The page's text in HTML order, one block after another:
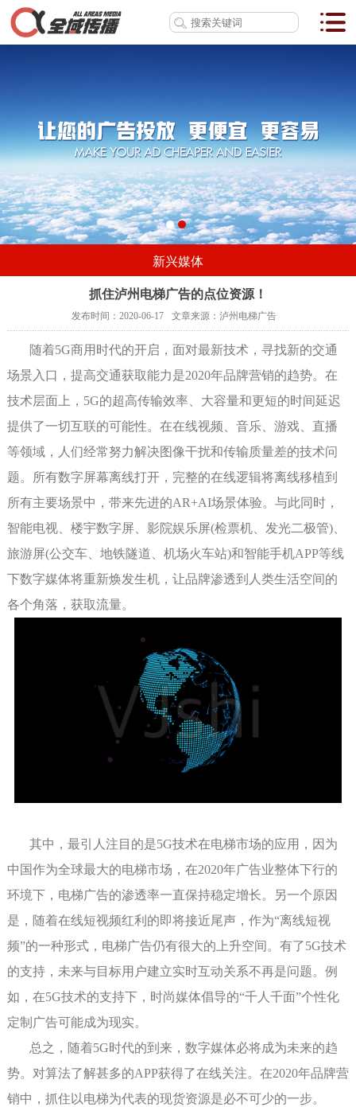
新兴媒体
抓住泸州电梯广告的点位资源！
发布时间： 2020-06-17 文章来源： 泸州电梯广告
随着5G商用时代的开启，面对最新技术，寻找新的交通
场景入口，提高交通获取能力是2020年品牌营销的趋势。在
技术层面上，5G的超高传输效率、大容量和更短的时间延迟
提供了一切互联的可能性。在在线视频、音乐、游戏、直播
等领域，人们经常努力解决图像干扰和传输质量差的技术问
题。所有数字屏幕离线打开，完整的在线逻辑将离线移植到
所有主要场景中，带来先进的AR+AI场景体验。与此同时，
智能电视、楼宇数字屏、影院娱乐屏(检票机、发光二极管)、
旅游屏(公交车、地铁隧道、机场火车站)和智能手机APP等线
下数字媒体将重新焕发生机，让品牌渗透到人类生活空间的
各个角落，获取流量。
其中，最引人注目的是5G技术在电梯市场的应用，因为
中国作为全球最大的电梯市场，在2020年广告业整体下行的
环境下，电梯广告的渗透率一直保持稳定增长。另一个原因
是，随着在线短视频红利的即将接近尾声，作为“离线短视
频”的一种形式，电梯广告仍有很大的上升空间。有了5G技术
的支持，未来与目标用户建立实时互动关系不再是问题。例
如，在5G技术的支持下，时尚媒体倡导的“千人千面”个性化
定制广告可能成为现实。
总之，随着5G时代的到来，数字媒体必将成为未来的趋
势。对算法了解甚多的APP获得了在线关注。在2020年品牌营
销中，抓住以电梯为代表的现货资源是必不可少的一步。